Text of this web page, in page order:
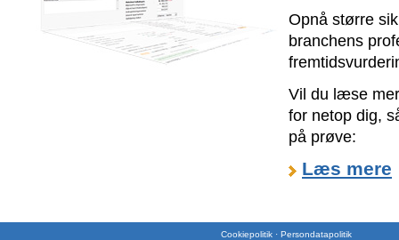
Opnå større
branchens
Vil du læse
for netop dig,
på prøve:
Læs mere
Cookiepolitik · Persondatapolitik